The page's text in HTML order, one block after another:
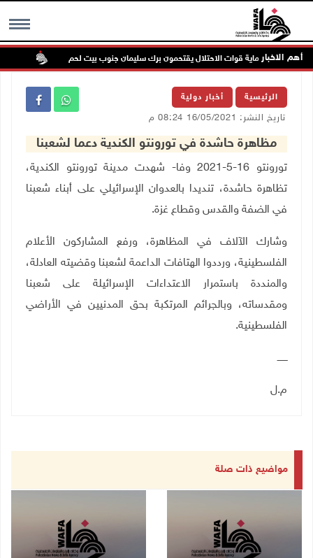
MENU أهم الاخباربحماية قوات الاحتلال يقتحمون برك سليمان جنوب بيت لحم
الرئيسية أخبار دولية
تاريخ النشر: 16/05/2021 08:24 م
مظاهرة حاشدة في تورونتو الكندية دعما لشعبنا
تورونتو 16-5-2021 وفا- شهدت مدينة تورونتو الكندية،
تظاهرة حاشدة، تنديدا بالعدوان الإسرائيلي على أبناء شعبنا
في الضفة والقدس وقطاع غزة.
وشارك الآلاف في المظاهرة، ورفع المشاركون الأعلام
الفلسطينية، ورددوا الهتافات الداعمة لشعبنا وقضيته العادلة،
والمنددة باستمرار الاعتداءات الإسرائيلة على شعبنا
ومقدساته، وبالجرائم المرتكبة بحق المدنيين في الأراضي
الفلسطينية.
ـــــــ
م.ل
مواضيع ذات صلة